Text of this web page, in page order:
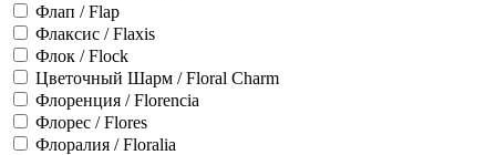
Флап / Flap
Флаксис / Flaxis
Флок / Flock
Цветочный Шарм / Floral Charm
Флоренция / Florencia
Флорес / Flores
Флоралия / Floralia